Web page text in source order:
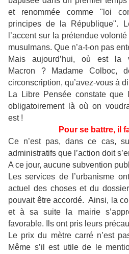
et renommée comme "loi
principes de la République".
l’accent sur la prétendue
musulmans. Que n’a-t-on pas
Mais aujourd’hui, où est la
Macron ? Madame Colboc,
circonscription, qu’avez-vous à
La Libre Pensée constate que
obligatoirement là où on
est !
Pour se battre, il
Ce n’est pas, dans ce cas,
administratifs que l’action doit
A ce jour, aucune subvention
Les services de l’urbanisme
actuel des choses et du
pouvait être accordé. Ainsi, la
et à sa suite la mairie
favorable. Ils ont pris leurs
Le prix du mètre carré n’est
Même s’il est utile de le